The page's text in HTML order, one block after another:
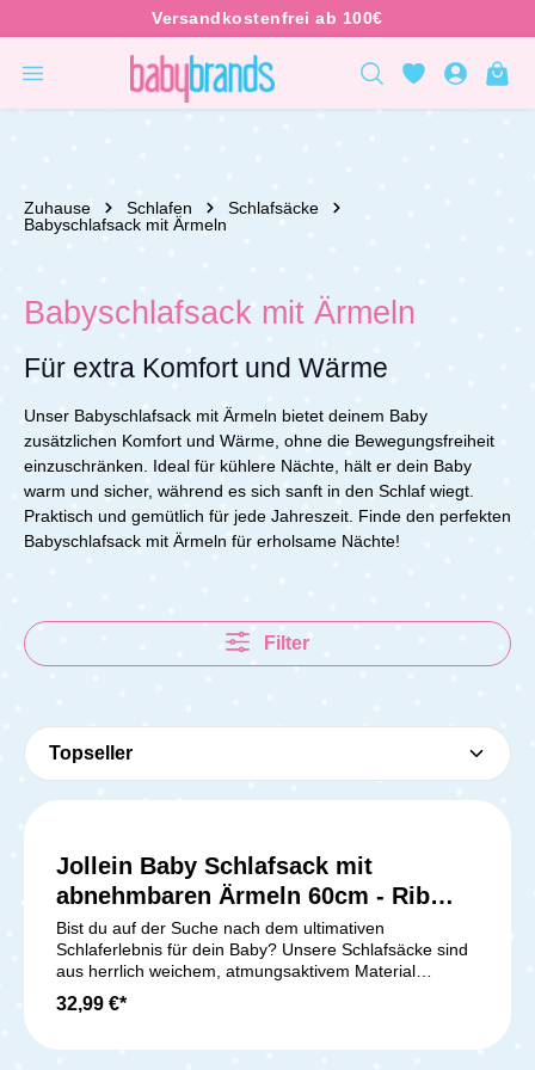
Zuhause Schlafen
Schlafsäcke
Babyschlafsack mit Ärmeln
Babyschlafsack mit Ärmeln
Für extra Komfort und Wärme
Unser Babyschlafsack mit Ärmeln bietet deinem Baby
zusätzlichen Komfort und Wärme, ohne die Bewegungsfreiheit
einzuschränken. Ideal für kühlere Nächte, hält er dein Baby
warm und sicher, während es sich sanft in den Schlaf wiegt.
Praktisch und gemütlich für jede Jahreszeit. Finde den perfekten
Babyschlafsack mit Ärmeln für erholsame Nächte!
Filter
Jollein Baby Schlafsack mit
abnehmbaren Ärmeln 60cm - Rib
Ivory
Bist du auf der Suche nach dem ultimativen
Schlaferlebnis für dein Baby? Unsere Schlafsäcke sind
aus herrlich weichem, atmungsaktivem Material
gefertigt und bieten höchsten Komfort in jeder
Jahreszeit. Die modernen Prints werden von unserem
32,99 €*